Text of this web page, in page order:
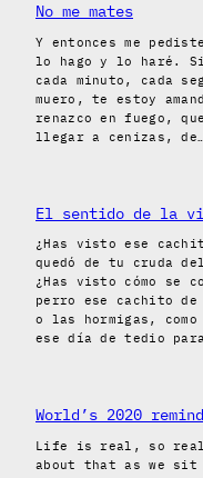
No me mates
Y entonces me
lo hago y lo haré.
cada minuto, cada
muero, te estoy
renazco en fuego,
llegar a cenizas, de…
El sentido de la
¿Has visto ese
quedó de tu cruda
¿Has visto cómo se
perro ese cachito de
o las hormigas,
ese día de tedio
World’s 2020
Life is real, so
about that as we sit